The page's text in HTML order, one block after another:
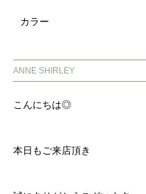
カラー
ANNE SHIRLEY
こんにちは◎
本日もご来店頂き